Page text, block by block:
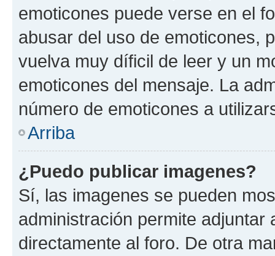
emoticones puede verse en el
abusar del uso de emoticones,
vuelva muy díficil de leer y un
emoticones del mensaje. La
número de emoticones a
Arriba
¿Puedo publicar imagenes?
Sí, las imagenes se pueden
administración permite
directamente al foro. De otra